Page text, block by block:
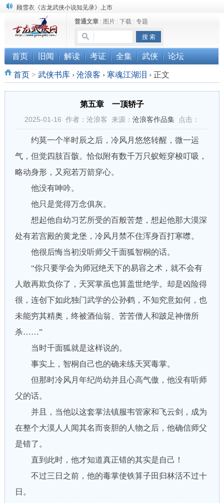
顾雪衣《古龙武侠小说知见录》上市
“武侠书库”查缺补漏活动圆满结束
《古龙小说原貌探究》修订版已上市
普通文章| 图片| 下载| 专题
首页 旧闻 解读 考证 全集 武侠 论坛
首页> 武侠书库 › 沧浪客 › 寒魂江湖泪 ›正文
第五章 一顶轿子
2025-01-16 作者：沧浪客 来源： 沧浪客作品集点击：
约莫一个半时辰之后，冷风月悠悠转醒，微一运
气，但觉四肢百骸。恰似附有数千万只蚁蛭穿梭叮吸，
略动身形，又宛若万箭穿心。
他没有呻吟。
他只是觉得万念俱灰。
想起他自幼习艺所受的百般苦楚，想起他那大漠深
处有若宫殿的黄龙堡，冷风月禁不住浑身百打寒噤。
他很后悔当初没听师父千面狐智桐的话。
“你只要学会为师冠绝天下的易容之术，就不会有
人敢再欺负你了，天冥掌虽也算盖世绝学。却是凶险得
很，连创下如此独门武学的公孙鹤，不知究意如何，也
未能穷其精奥，终被酒仙翁、苦苦僧人和跛足神僧所
杀……”
当时千面狐就是这样说的。
事实上，智桐自己也的确未练天冥毒掌。
但那时冷风月年纪尚幼并且心高气傲，他没有听师
父的话。
并且，当他以这套掌法镇服韦管家和飞云剑，成为
在整个大漠人人闻其名而丧胆的人物之后，他确信师父
是错了。
直到此时，他才知道真正错的其实是自己！
不过三日之前，他的毒掌使铁算子田归林活不过十
日。